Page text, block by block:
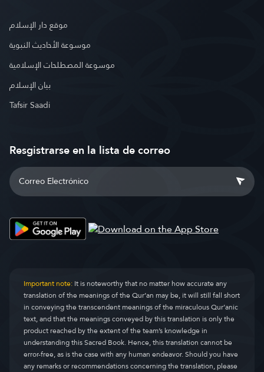
موقع دار الإسلام
موسوعة الأحاديث النبوية
موسوعة المصطلحات الإسلامية
بيان الإسلام
Tafsir Saadi
Resgistrarse en la lista de correo
Important note:It is noteworthy that no matter how accurate any
translation of the meanings of the Qur’an may be, it will still fall short
in conveying the transcendent meanings of the miraculous Qur’anic
text, and that the meanings conveyed by this translation is only the
product reached by the extent of the team’s knowledge in
understanding this Sacred Book. Hence, this translation cannot be
error-free, as is the case with any human endeavor. Should you have
any remarks or recommendations concerning the translation, please